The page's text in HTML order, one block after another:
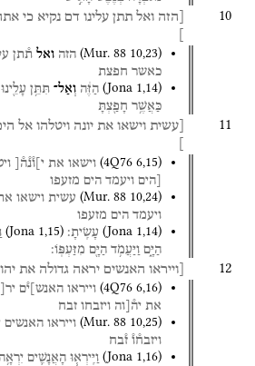
10 [הזה ואל תתן עלינו דם נקיא כי
(Mur. 88 10,23) הזה ואל ת֯תן
כאשר חפצת
(Jona 1,14) הַזֶּ֔ה וְאַל־ תִּתֵּ֥ן עָלֵ֖ינוּ
כַּאֲשֶׁ֥ר חָפַ֖צְתָּ
11 [עשית וישאו את יונה ויטלהו אל
(4Q76 6,15) וישאו את י]ו֯נ֯ה֯[
[הים ויעמד הים מזעפו
(Mur. 88 10,24) עשית וישאו
ויעמד הים מזעפו
(Jona 1,14) עָשִֽׂיתָ׃ (Jona 1,15)
הַיָּ֑ם וַיַּעֲמֹ֥ד הַיָּ֖ם מִזַּעְפּֽוֹ׃
12 [וייראו האנשים יראה גדולה את
(4Q76 6,16) וייראו האנש]י֯ם יר
את יה֯[וה ויזבחו זבח
(Mur. 88 10,25) וייראו האנשים
ויזבח֯ו֯ ז֯בח
(Jona 1,16) וַיִּֽירְא֧וּ הָאֲנָשִׁ֛ים יִרְאָ֥ה